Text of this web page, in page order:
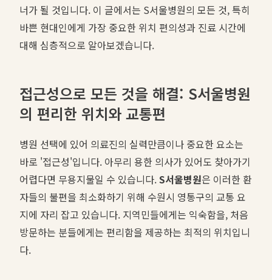
너가 될 것입니다. 이 글에서는 S서울병원의 모든 것, 특히
바쁜 현대인에게 가장 중요한 위치 편의성과 진료 시간에
대해 심층적으로 알아보겠습니다.
접근성으로 모든 것을 해결: S서울병원
의 편리한 위치와 교통편
병원 선택에 있어 의료진의 실력만큼이나 중요한 요소는
바로 '접근성'입니다. 아무리 용한 의사가 있어도 찾아가기
어렵다면 무용지물일 수 있습니다.S서울병원은 이러한 환
자들의 불편을 최소화하기 위해 수원시 영통구의 교통 요
지에 자리 잡고 있습니다. 지역민들에게는 익숙함을, 처음
방문하는 분들에게는 편리함을 제공하는 최적의 위치입니
다.